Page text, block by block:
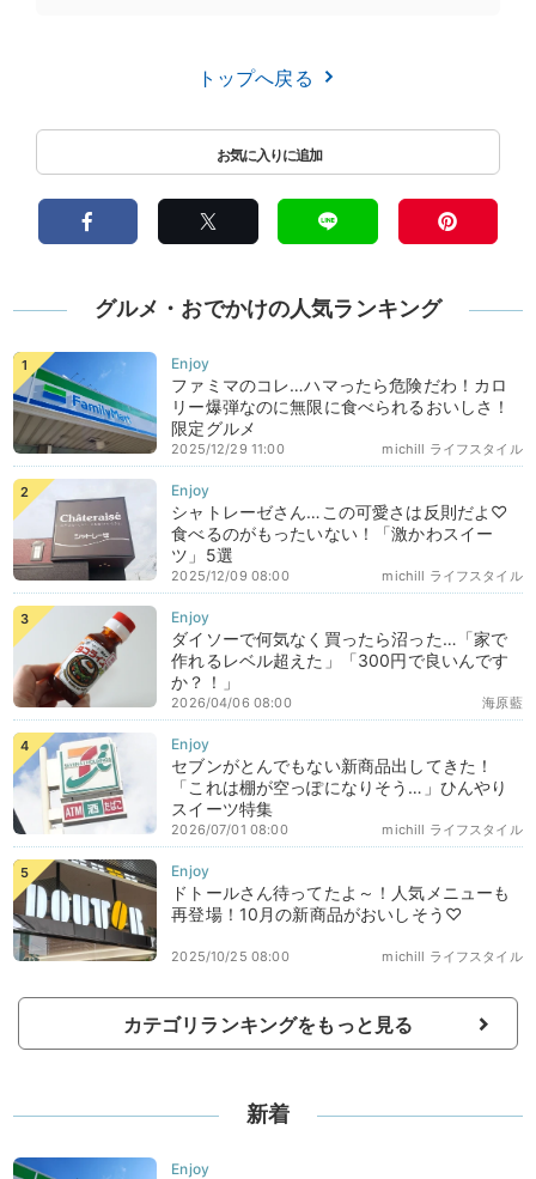
トップへ戻る
グルメ・おでかけの人気ランキング
ファミマのコレ…ハマったら危険だわ！カロ
リー爆弾なのに無限に食べられるおいしさ！
限定グルメ
michill ライフスタイル
2025/12/29 11:00
シャトレーゼさん…この可愛さは反則だよ♡
食べるのがもったいない！「激かわスイー
ツ」5選
michill ライフスタイル
2025/12/09 08:00
ダイソーで何気なく買ったら沼った…「家で
作れるレベル超えた」「300円で良いんです
か？！」
海原藍
2026/04/06 08:00
セブンがとんでもない新商品出してきた！
「これは棚が空っぽになりそう…」ひんやり
スイーツ特集
michill ライフスタイル
2026/07/01 08:00
ドトールさん待ってたよ～！人気メニューも
再登場！10月の新商品がおいしそう♡
michill ライフスタイル
2025/10/25 08:00
カテゴリランキングをもっと見る
新着